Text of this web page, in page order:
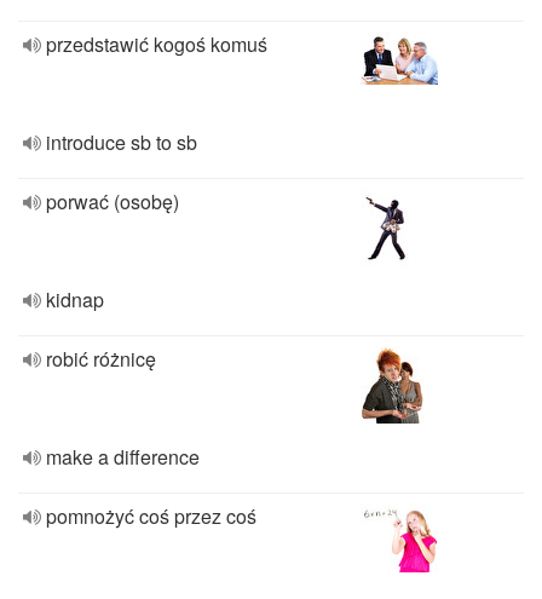
przedstawić kogoś komuś
introduce sb to sb
porwać (osobę)
kidnap
robić różnicę
make a difference
pomnożyć coś przez coś